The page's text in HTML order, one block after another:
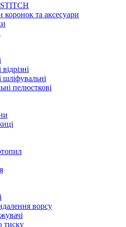
та аксесуари
шліфувальні
пелюсткові
ворсу
тиску